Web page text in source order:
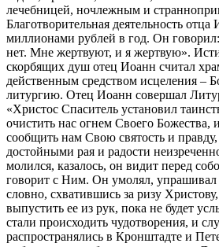
лечебницей, ночлежным и
Благотворительная деятельность отца
миллионами рублей в год. Он
нет. Мне жертвуют, и я жертвую».
скорбящих душ отец Иоанн считал
действенным средством исцеления –
литургию. Отец Иоанн совершал
«Христос Спаситель установил
очистить нас огнем Своего Божества,
сообщить нам Свою святость и правду,
достойными рая и радости
молился, казалось, он видит перед
говорит с Ним. Он умолял, упрашивал
словно, схватившись за ризу
выпустить ее из рук, пока не будет
стали происходить чудотворения, и
распространялись в Кронштадте и